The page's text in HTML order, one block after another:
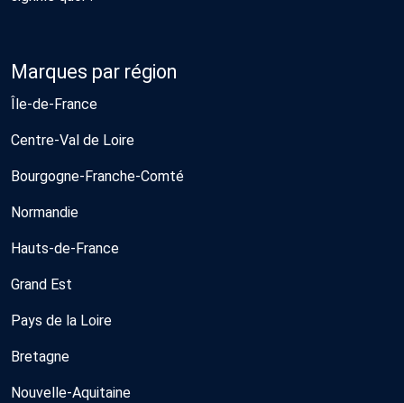
Marques par région
Île-de-France
Centre-Val de Loire
Bourgogne-Franche-Comté
Normandie
Hauts-de-France
Grand Est
Pays de la Loire
Bretagne
Nouvelle-Aquitaine